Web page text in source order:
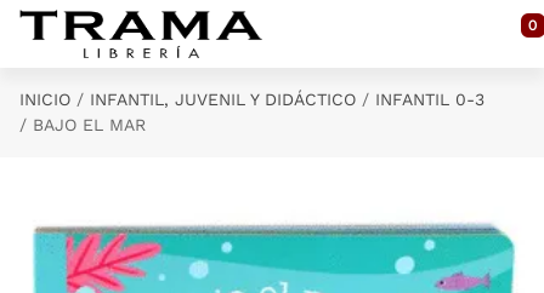
Saltar al contenido principal
0
INICIO INFANTIL, JUVENIL Y DIDÁCTICO
INFANTIL 0-3
BAJO EL MAR